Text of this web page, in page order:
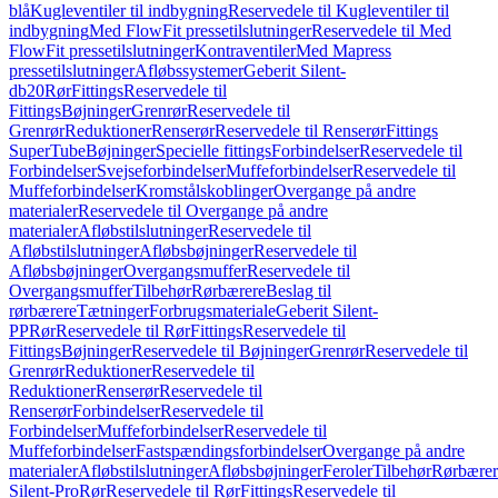
blåKugleventiler til indbygningReservedele til Kugleventiler til
indbygningMed FlowFit pressetilslutningerReservedele til Med
FlowFit pressetilslutningerKontraventilerMed Mapress
pressetilslutningerAfløbssystemerGeberit Silent-
db20RørFittingsReservedele til
FittingsBøjningerGrenrørReservedele til
GrenrørReduktionerRenserørReservedele til RenserørFittings
SuperTubeBøjningerSpecielle fittingsForbindelserReservedele til
ForbindelserSvejseforbindelserMuffeforbindelserReservedele til
MuffeforbindelserKromstålskoblingerOvergange på andre
materialerReservedele til Overgange på andre
materialerAfløbstilslutningerReservedele til
AfløbstilslutningerAfløbsbøjningerReservedele til
AfløbsbøjningerOvergangsmufferReservedele til
OvergangsmufferTilbehørRørbærereBeslag til
rørbærereTætningerForbrugsmaterialeGeberit Silent-
PPRørReservedele til RørFittingsReservedele til
FittingsBøjningerReservedele til BøjningerGrenrørReservedele til
GrenrørReduktionerReservedele til
ReduktionerRenserørReservedele til
RenserørForbindelserReservedele til
ForbindelserMuffeforbindelserReservedele til
MuffeforbindelserFastspændingsforbindelserOvergange på andre
materialerAfløbstilslutningerAfløbsbøjningerFerolerTilbehør
Silent-ProRørReservedele til RørFittingsReservedele til